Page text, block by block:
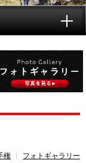
権 フォトギャラリー